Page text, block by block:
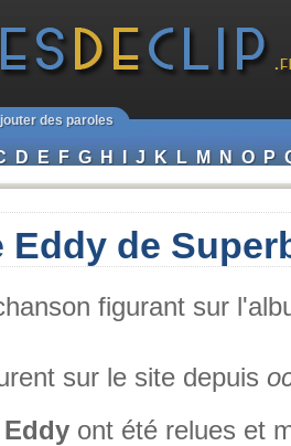
des paroles
D E F G H I J K L M N O P
Eddy de
figurant sur
sur le site depuis
Eddy ont été relues et